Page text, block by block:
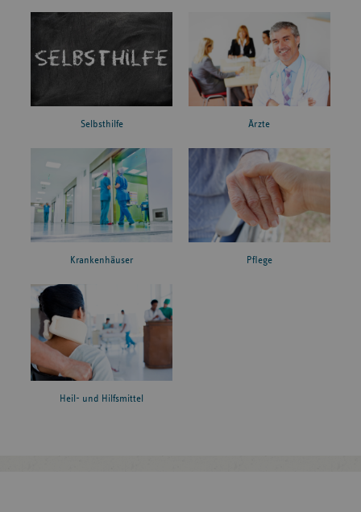
Selbsthilfe Ärzte
Krankenhäuser Pflege
Heil- und Hilfsmittel